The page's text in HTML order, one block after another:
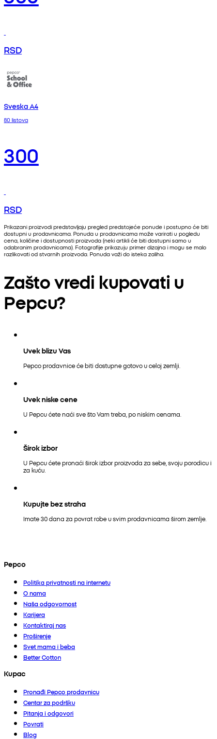
RSD
Sveska A4
80 listova
300
RSD
Prikazani proizvodi predstavljaju pregled predstojeće ponude i postupno će biti
dostupni u prodavnicama. Ponuda u prodavnicama može varirati u pogledu
cena, količine i dostupnosti proizvoda (neki artikli će biti dostupni samo u
odabranim prodavnicama). Fotografije prikazuju primer dizajna i mogu se malo
razlikovati od stvarnih proizvoda. Ponuda važi do isteka zaliha.
Zašto vredi kupovati u
Pepcu?
Uvek blizu Vas
Pepco prodavnice će biti dostupne gotovo u celoj zemlji.
Uvek niske cene
U Pepcu ćete naći sve što Vam treba, po niskim cenama.
Širok izbor
U Pepcu ćete pronaći širok izbor proizvoda za sebe, svoju porodicu i
za kuću.
Kupujte bez straha
Imate 30 dana za povrat robe u svim prodavnicama širom zemlje.
Pepco
Politika privatnosti na internetu
O nama
Naša odgovornost
Karijera
Kontaktiraj nas
Proširenje
Svet mama i beba
Better Cotton
Kupac
Pronađi Pepco prodavnicu
Centar za podršku
Pitanja i odgovori
Povrati
Blog